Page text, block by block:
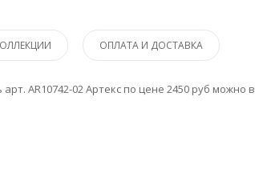
ОПЛАТА И ДОСТАВКА
AR10742-02 Артекс по цене 2450 руб можно